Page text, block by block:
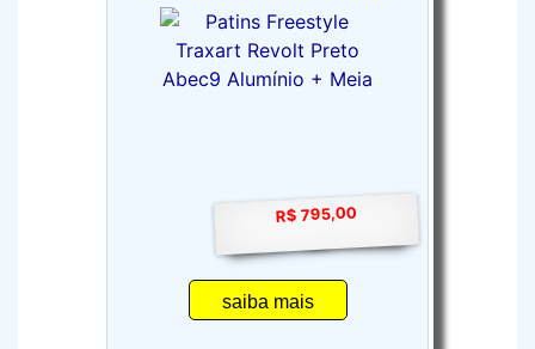
R$ 795,00
saiba mais